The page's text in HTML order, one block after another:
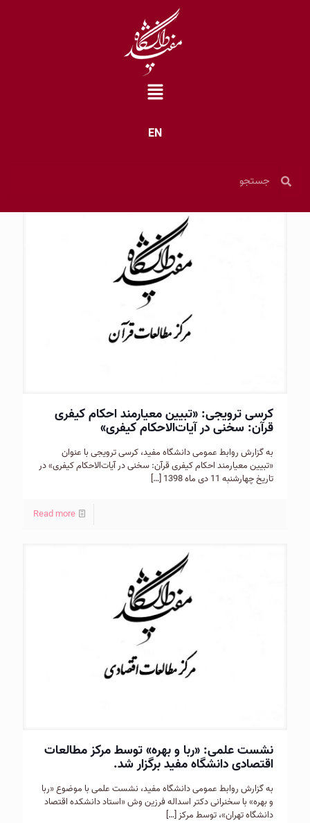
EN
کرسی ترویجی: «تبيين معيارمند احكام كيفری
قرآن: سخنی در آيات‌الاحكام كيفری»
به گزارش روابط عمومی دانشگاه مفید، کرسی ترویجی با عنوان
«تبيين معيارمند احكام كيفری قرآن: سخنی در آيات‌الاحكام كيفری» در
تاریخ چهارشنبه 11 دی ماه 1398
[…]
Read more
نشست علمی: «ربا و بهره» توسط مركز مطالعات
اقتصادی دانشگاه مفید برگزار شد.
به گزارش روابط عمومی دانشگاه مفيد، نشست علمی با موضوع «ربا
و بهره» با سخنرانی دكتر اسداله فرزين وش «استاد دانشكده اقتصاد
دانشگاه تهران»، توسط مركز[…]